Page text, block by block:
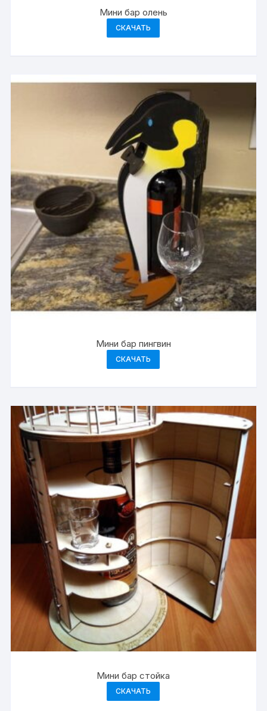
Мини бар олень
СКАЧАТЬ
Мини бар пингвин
СКАЧАТЬ
Мини бар стойка
СКАЧАТЬ